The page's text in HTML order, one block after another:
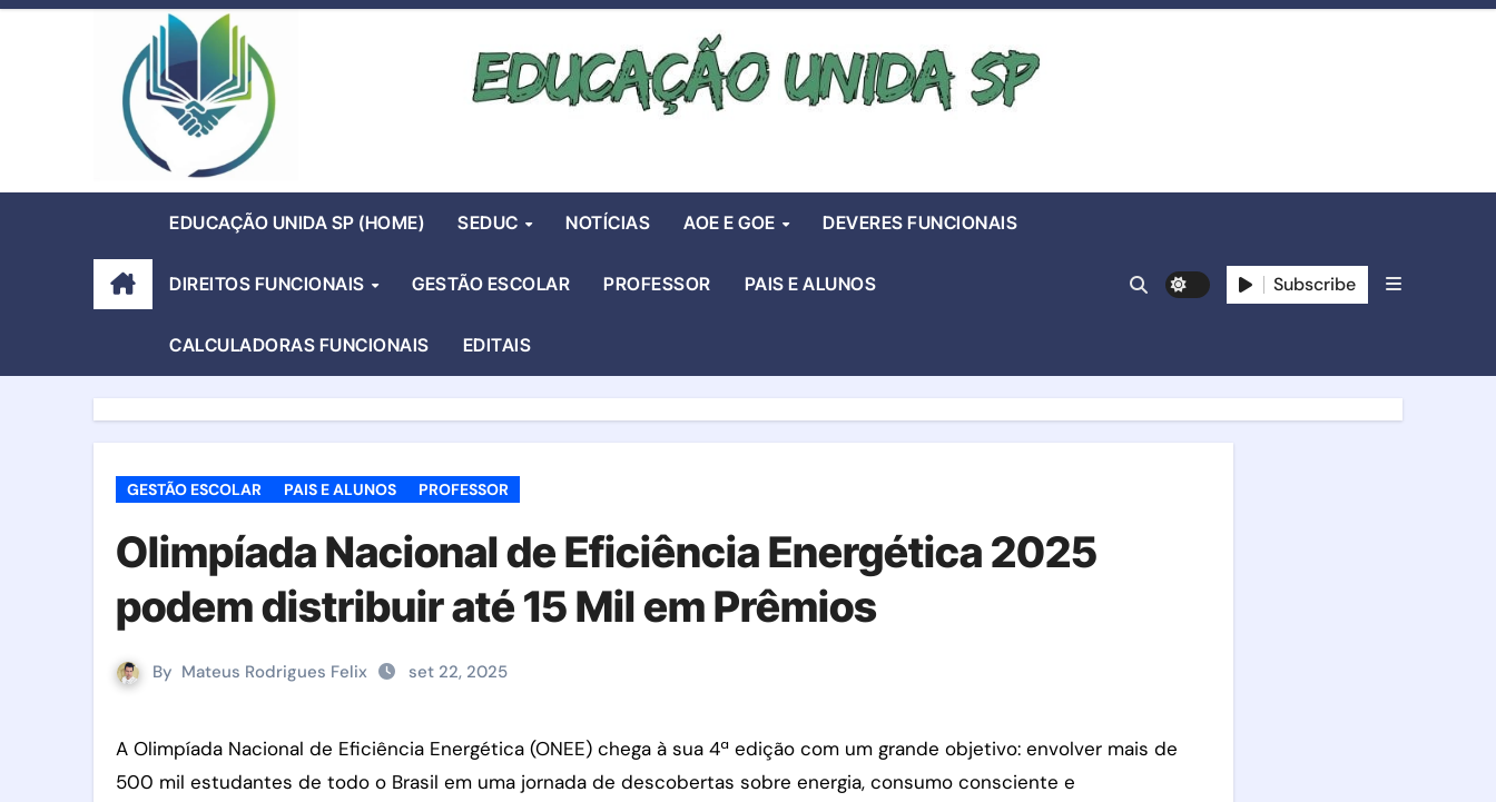
Skip
EDUCAÇÃO UNIDA SP (HOME) SEDUC NOTÍCIAS AOE E GOE DEVERES FUNCIONAIS
DIREITOS FUNCIONAIS GESTÃO ESCOLAR PROFESSOR PAIS E ALUNOS
CALCULADORAS FUNCIONAIS EDITAIS
Subscribe
GESTÃO ESCOLAR PAIS E ALUNOS PROFESSOR
Olimpíada Nacional de Eficiência Energética 2025
podem distribuir até 15 Mil em Prêmios
By Mateus Rodrigues Felix set 22, 2025
A Olimpíada Nacional de Eficiência Energética (ONEE) chega à sua 4ª edição com um grande objetivo: envolver mais de
500 mil estudantes de todo o Brasil em uma jornada de descobertas sobre energia, consumo consciente e